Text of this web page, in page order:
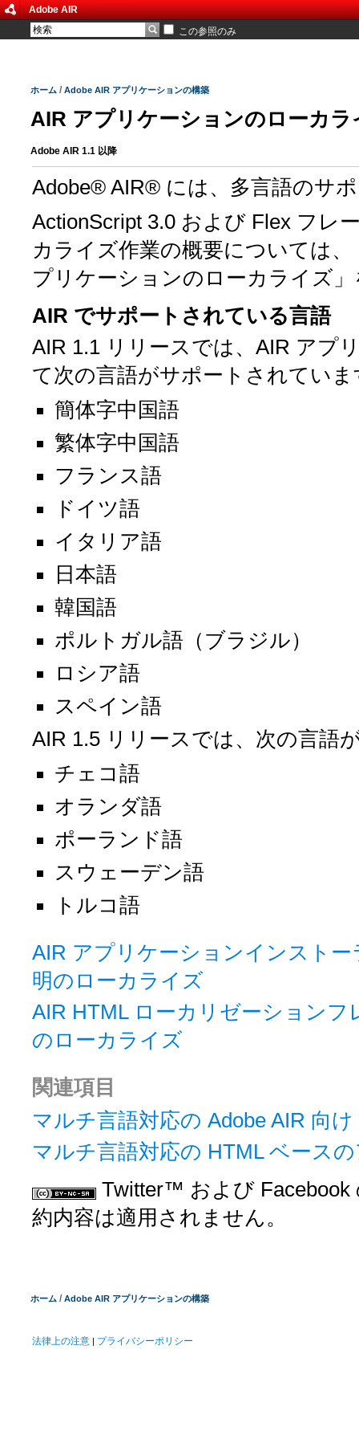
Adobe AIR
この参照のみ
ホーム / Adobe AIR アプリケーションの構築
AIR アプリケーションのローカラ
Adobe AIR 1.1 以降
Adobe® AIR® には、多言語のサ
ActionScript 3.0 および Flex フレ
カライズ作業の概要については
プリケーションのローカライズ
AIR でサポートされている言語
AIR 1.1 リリースでは、AIR アプ
て次の言語がサポートされていま
簡体字中国語
繁体字中国語
フランス語
ドイツ語
イタリア語
日本語
韓国語
ポルトガル語（ブラジル）
ロシア語
スペイン語
AIR 1.5 リリースでは、次の言語
チェコ語
オランダ語
ポーランド語
スウェーデン語
トルコ語
AIR アプリケーションインスト
明のローカライズ
AIR HTML ローカリゼーション
のローカライズ
関連項目
マルチ言語対応の Adobe AIR 向
マルチ言語対応の HTML ベース
Twitter™ および Facebook
約内容は適用されません。
ホーム / Adobe AIR アプリケーションの構築
法律上の注意 | プライバシーポリシー